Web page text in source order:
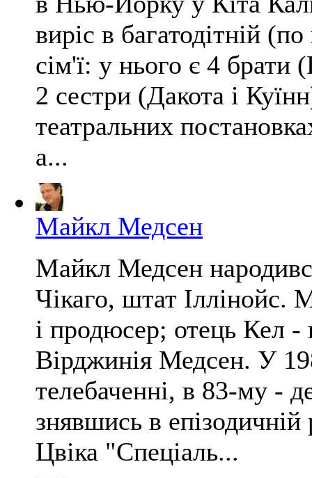
виріс в багатодітній
сім'ї: у нього є 4 брати
2 сестри (Дакота і
театральних
а...
Майкл Медсен
Майкл Медсен
Чікаго, штат
і продюсер; отець Кел
Вірджинія Медсен. У
телебаченні, в 83-му -
знявшись в
Цвіка "Спеціаль...